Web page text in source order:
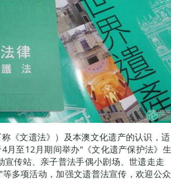
《文遗法》）及本澳文化遗产的认识，适
月至12月期间举办“《文化遗产保护法》生
传站、亲子普法手偶小剧场、世遗走走
多项活动，加强文遗普法宣传，欢迎公众